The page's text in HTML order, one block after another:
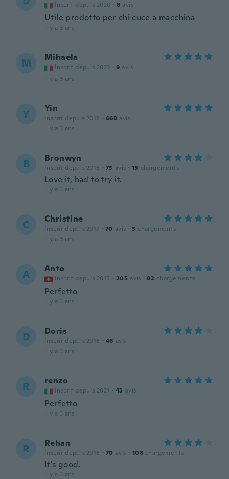
Inscrit depuis 2020 · 8 avis
Utile prodotto per chi cuce a macchina
il y a 3 ans
M Mihaela
Inscrit depuis 2023 · 9 avis
il y a 3 ans
Y Yin
Inscrit depuis 2018 · 668 avis
il y a 3 ans
B Bronwyn
Inscrit depuis 2018 · 73 avis · 15 chargements
Love it, had to try it.
il y a 3 ans
C Christine
Inscrit depuis 2017 · 70 avis · 3 chargements
il y a 3 ans
A Anto
Inscrit depuis 2015 · 205 avis · 82 chargements
Perfetto
il y a 3 ans
D Doris
Inscrit depuis 2018 · 46 avis
il y a 3 ans
R renzo
Inscrit depuis 2021 · 45 avis
Perfetto
il y a 3 ans
R Rehan
Inscrit depuis 2018 · 70 avis · 108 chargements
It's good.
il y a 3 ans